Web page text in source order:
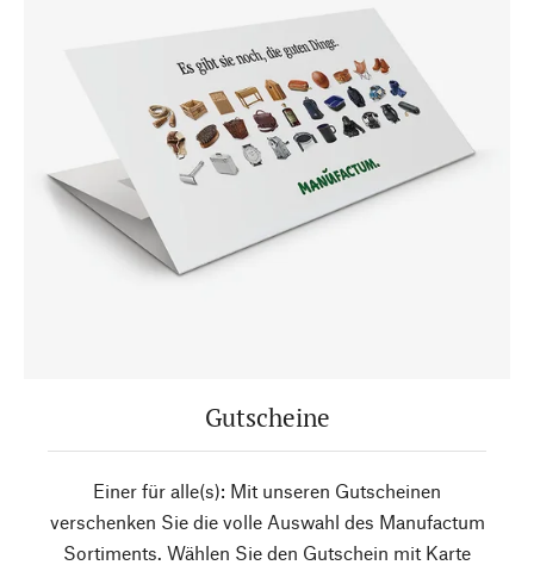
Gutscheine
Einer für alle(s): Mit unseren Gutscheinen
verschenken Sie die volle Auswahl des Manufactum
Sortiments. Wählen Sie den Gutschein mit Karte